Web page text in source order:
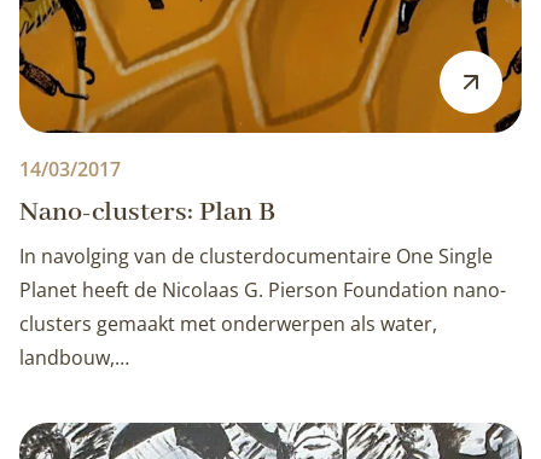
14/03/2017
Nano-clusters: Plan B
In navolging van de clusterdocumentaire One Single
Planet heeft de Nicolaas G. Pierson Foundation nano-
clusters gemaakt met onderwerpen als water,
landbouw,…